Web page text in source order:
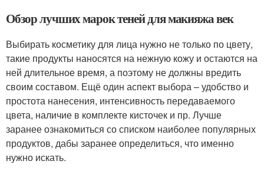
Обзор лучших марок теней для макияжа век
Выбирать косметику для лица нужно не только по цвету,
такие продукты наносятся на нежную кожу и остаются на
ней длительное время, а поэтому не должны вредить
своим составом. Ещё один аспект выбора – удобство и
простота нанесения, интенсивность передаваемого
цвета, наличие в комплекте кисточек и пр. Лучше
заранее ознакомиться со списком наиболее популярных
продуктов, дабы заранее определиться, что именно
нужно искать.